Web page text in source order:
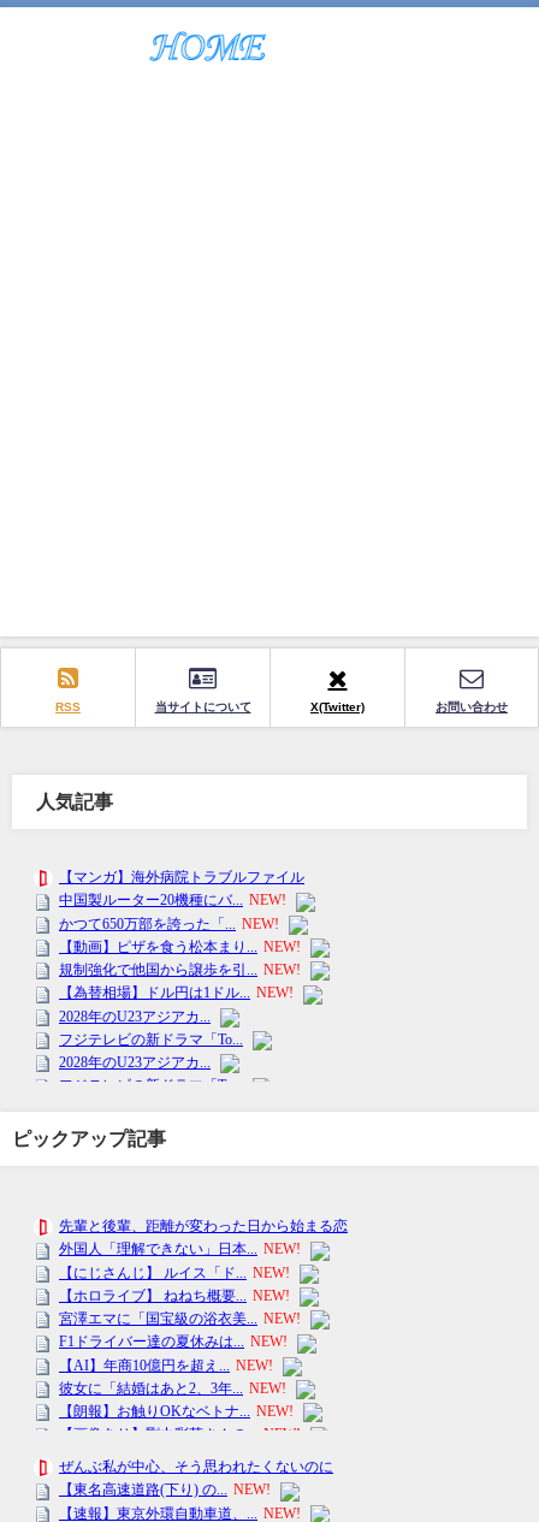
RSS 当サイトについて X(Twitter) お問い合わせ
人気記事
ピックアップ記事